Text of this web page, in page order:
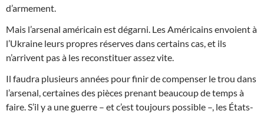
d’armement.
Mais l’arsenal américain est dégarni. Les Américains envoient à
l’Ukraine leurs propres réserves dans certains cas, et ils
n’arrivent pas à les reconstituer assez vite.
Il faudra plusieurs années pour finir de compenser le trou dans
l’arsenal, certaines des pièces prenant beaucoup de temps à
faire. S’il y a une guerre – et c’est toujours possible –, les États-